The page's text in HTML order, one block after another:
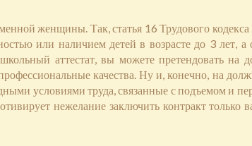
женщины. Так, статья 16 Трудового
или наличием детей в возрасте до 3 лет,
аттестат, вы можете претендовать на
качества. Ну и, конечно, на
условиями труда, связанные с подъемом и
нежелание заключить контракт только